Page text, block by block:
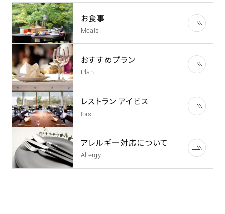
お食事
Meals
おすすめプラン
Plan
レストラン アイビス
Ibis
アレルギー対応について
Allergy